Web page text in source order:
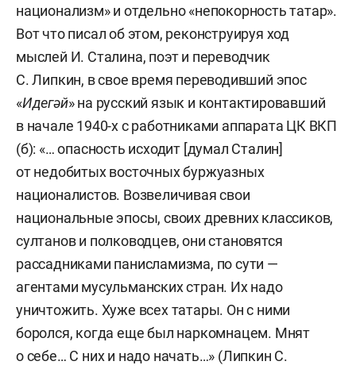
национализм» и отдельно «непокорность татар».
Вот что писал об этом, реконструируя ход
мыслей И. Сталина, поэт и переводчик
С. Липкин, в свое время переводивший эпос
«Идегәй» на русский язык и контактировавший
в начале 1940-х с работниками аппарата ЦК ВКП
(б): «… опасность исходит [думал Сталин]
от недобитых восточных буржуазных
националистов. Возвеличивая свои
национальные эпосы, своих древних классиков,
султанов и полководцев, они становятся
рассадниками панисламизма, по сути —
агентами мусульманских стран. Их надо
уничтожить. Хуже всех татары. Он с ними
боролся, когда еще был наркомнацем. Мнят
о себе… С них и надо начать…» (Липкин С.